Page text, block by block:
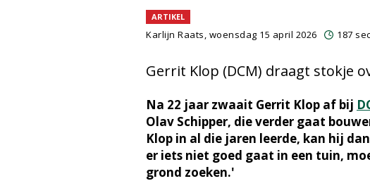
ARTIKEL
Karlijn Raats, woensdag 15 april 2026 187 sec
Gerrit Klop (DCM) draagt stokje
Na 22 jaar zwaait Gerrit Klop af bij
Olav Schipper, die verder gaat
Klop in al die jaren leerde, kan hij
er iets niet goed gaat in een tuin,
grond zoeken.'